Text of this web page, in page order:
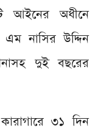
আইনের অধীনে
নাসির উদ্দিন
দুই বছরের
কারাগারে ৩১ দিন